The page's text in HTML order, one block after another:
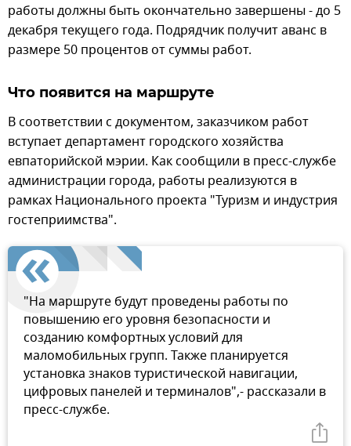
работы должны быть окончательно завершены - до 5
декабря текущего года. Подрядчик получит аванс в
размере 50 процентов от суммы работ.
Что появится на маршруте
В соответствии с документом, заказчиком работ
вступает департамент городского хозяйства
евпаторийской мэрии. Как сообщили в пресс-службе
администрации города, работы реализуются в
рамках Национального проекта "Туризм и индустрия
гостеприимства".
"На маршруте будут проведены работы по
повышению его уровня безопасности и
созданию комфортных условий для
маломобильных групп. Также планируется
установка знаков туристической навигации,
цифровых панелей и терминалов",- рассказали в
пресс-службе.